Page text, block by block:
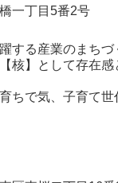
一丁目5番2号
する産業のまち
核】として存在
ちで気、子育て